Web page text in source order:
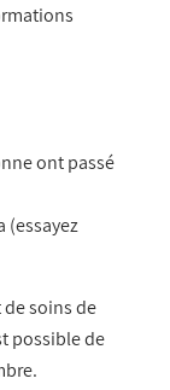
ont passé
(essayez
soins de
possible de